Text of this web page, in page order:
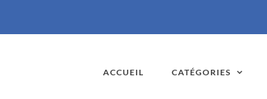
ACCUEIL CATÉGORIES